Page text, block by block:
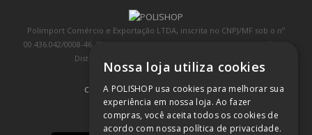
Polimport Comércio e Exportação LTDA, inscrita no CNPJ/MF sob o nº
00.436.042/0008-46, IE 407.458.707.103, com sede na Rua Kanebo, nº 175,
Distrito Industrial, Jundiaí/SP, CEP: 13213-090
COMPRA 100% SEGURA (SAIBA MAIS)
BAIXE NOSSO APP
Nossa loja utiliza cookies
A POLISHOP usa cookies para melhorar sua
experiência em nossa loja. Ao fazer
compras, você aceita todos os cookies de
acordo com nossa política de privacidade.